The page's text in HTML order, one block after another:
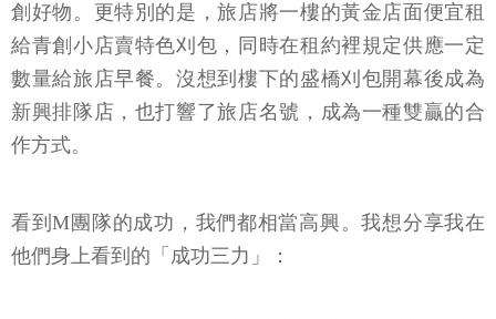
創好物。更特別的是，旅店將一樓的黃金店面便宜租
給青創小店賣特色刈包，同時在租約裡規定供應一定
數量給旅店早餐。沒想到樓下的盛橋刈包開幕後成為
新興排隊店，也打響了旅店名號，成為一種雙贏的合
作方式。
看到M團隊的成功，我們都相當高興。我想分享我在
他們身上看到的「成功三力」：